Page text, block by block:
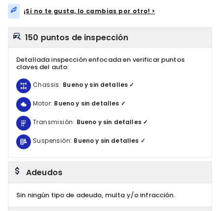
¡Si no te gusta, lo cambias por otro! >
150 puntos de inspección
Detallada inspección enfocada en verificar puntos
claves del auto:
Chassis: Bueno y sin detalles ✓
Motor: Bueno y sin detalles ✓
Transmisión: Bueno y sin detalles ✓
Suspensión: Bueno y sin detalles ✓
Adeudos
Sin ningún tipo de adeudo, multa y/o infracción.